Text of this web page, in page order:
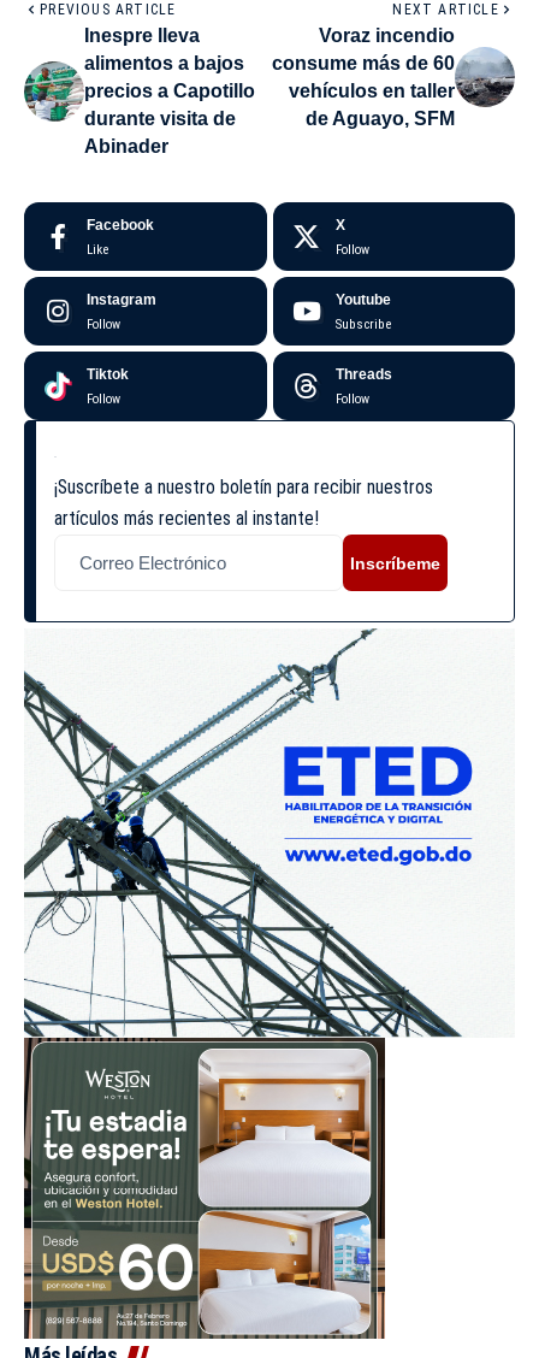
PREVIOUS ARTICLE
Inespre lleva
alimentos a bajos
precios a Capotillo
durante visita de
Abinader
NEXT ARTICLE
Voraz incendio
consume más de 60
vehículos en taller
de Aguayo, SFM
Facebook
Like
X
Follow
Instagram
Follow
Youtube
Subscribe
Tiktok
Follow
Threads
Follow
¡Suscríbete a nuestro boletín para recibir nuestros
artículos más recientes al instante!
Inscríbeme